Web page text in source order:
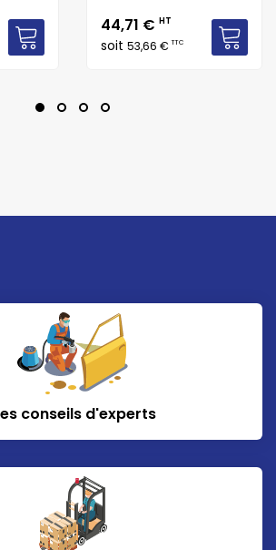
Prix
44,71 € HT
soit 53,66 €TTC
conseils d'experts